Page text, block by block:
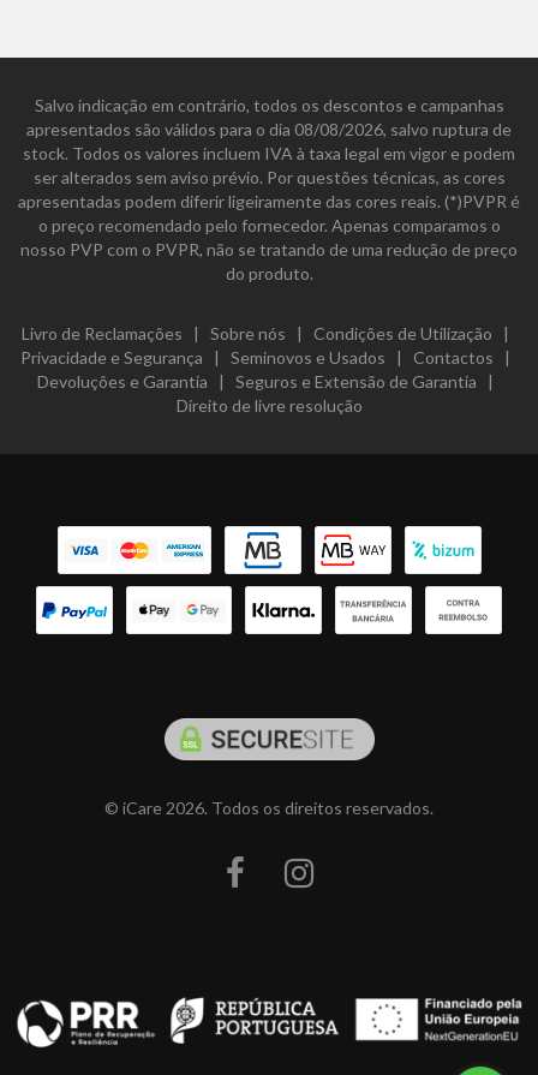
Salvo indicação em contrário, todos os descontos e campanhas
apresentados são válidos para o dia 08/08/2026, salvo ruptura de
stock. Todos os valores incluem IVA à taxa legal em vigor e podem
ser alterados sem aviso prévio. Por questões técnicas, as cores
apresentadas podem diferir ligeiramente das cores reais. (*)PVPR é
o preço recomendado pelo fornecedor. Apenas comparamos o
nosso PVP com o PVPR, não se tratando de uma redução de preço
do produto.
Livro de Reclamações | Sobre nós | Condições de Utilização |
Privacidade e Segurança | Seminovos e Usados | Contactos |
Devoluções e Garantia | Seguros e Extensão de Garantia |
Direito de livre resolução
© iCare 2026. Todos os direitos reservados.